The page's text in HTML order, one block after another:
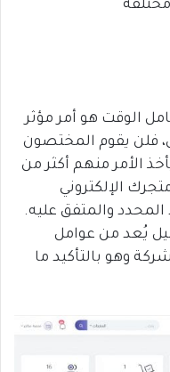
الوقت هو أمر مؤثر
يقوم المختصون
الأمر منهم أكثر من
الإلكتروني
والمتفق عليه.
يُعد من عوامل
وهو بالتأكيد ما